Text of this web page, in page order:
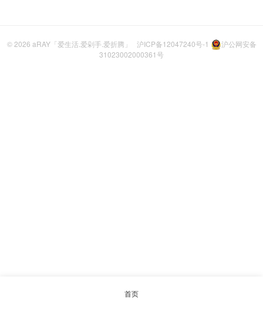
© 2026 aRAY「爱生活.爱剁手.爱折腾」 沪ICP备12047240号-1
沪公网安备
31023002000361号
首页